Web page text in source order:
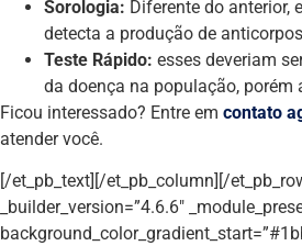
Sorologia: Diferente do anterior,
detecta a produção de
Teste Rápido:esses deveriam
da doença na população, porém
Ficou interessado? Entre emcontato
atender você.
[/et_pb_text][/et_pb_column][/
_builder_version=”4.6.6″